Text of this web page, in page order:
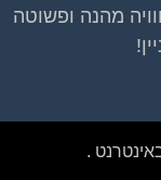
מהנה ופשוטה